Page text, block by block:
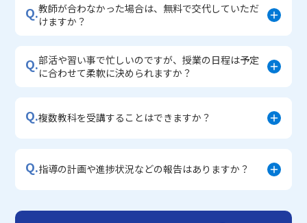
Q.教師が合わなかった場合は、無料で交代していただ
けますか？
Q.部活や習い事で忙しいのですが、授業の日程は予定
に合わせて柔軟に決められますか？
Q.複数教科を受講することはできますか？
Q.指導の計画や進捗状況などの報告はありますか？